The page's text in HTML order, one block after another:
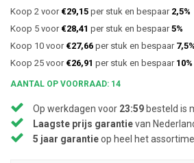
Koop 2 voor €29,15 per stuk en bespaar 2,5%
Koop 5 voor €28,41 per stuk en bespaar5%
Koop 10 voor €27,66 per stuk en bespaar 7,5%
Koop 25 voor €26,91 per stuk en bespaar 10%
AANTAL OP VOORRAAD: 14
Op werkdagen voor 23:59 besteld is
Laagste prijs garantievan
5 jaar garantieop heel het